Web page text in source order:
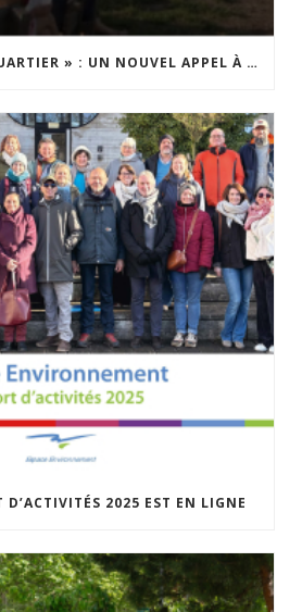
« INSPIRONS LE QUARTIER » : UN NOUVEL APPEL À PROJETS EST LANCÉ !
D’ACTIVITÉS 2025 EST EN LIGNE